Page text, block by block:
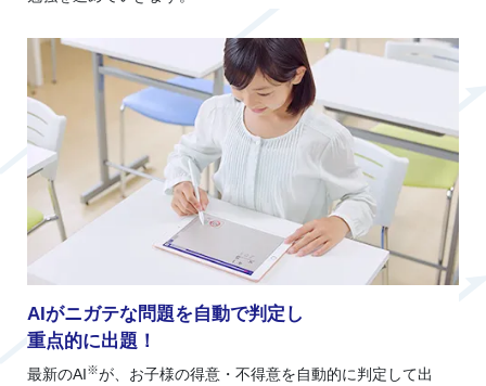
AIがニガテな問題を自動で判定し
重点的に出題！
最新のAI※が、お子様の得意・不得意を自動的に判定して出